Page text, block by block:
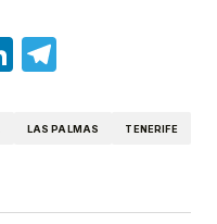
LinkedIn
LAS PALMAS TENERIFE